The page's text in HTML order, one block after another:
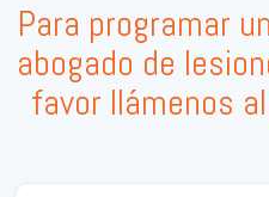
Para programar
abogado de
favor llámenos al